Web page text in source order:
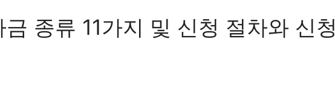
종류 11가지 및 신청 절차와 신청